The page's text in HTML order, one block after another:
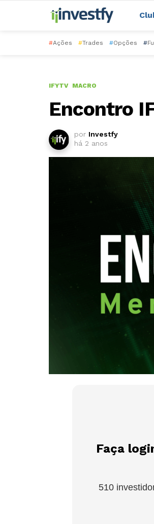
#Ações #Trades #Opções #
IFYTV MACRO
Encontro
por Investfy
há 2 anos
Faça
510